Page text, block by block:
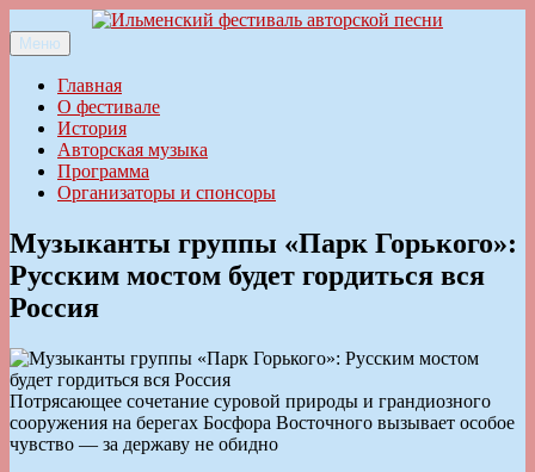
к
содержимому
Ильменский фестиваль авторской песни
Меню
Главная
О фестивале
История
Авторская музыка
Программа
Организаторы и спонсоры
Музыканты группы «Парк Горького»:
Русским мостом будет гордиться вся
Россия
Потрясающее сочетание суровой природы и грандиозного
сооружения на берегах Босфора Восточного вызывает особое
чувство — за державу не обидно